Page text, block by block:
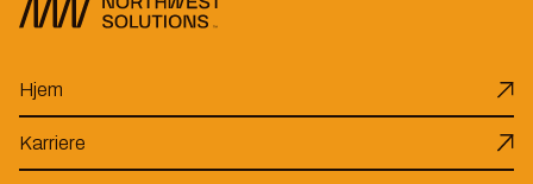
Hjem
Karriere